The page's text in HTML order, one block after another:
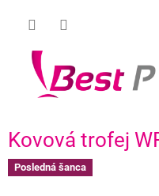
Kovová trofej
Posledná šanca